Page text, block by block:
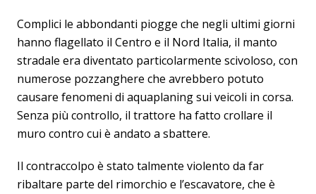
Complici le abbondanti piogge che negli ultimi giorni
hanno flagellato il Centro e il Nord Italia, il manto
stradale era diventato particolarmente scivoloso, con
numerose pozzanghere che avrebbero potuto
causare fenomeni di aquaplaning sui veicoli in corsa.
Senza più controllo, il trattore ha fatto crollare il
muro contro cui è andato a sbattere.
Il contraccolpo è stato talmente violento da far
ribaltare parte del rimorchio e l’escavatore, che è